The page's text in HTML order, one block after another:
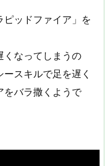
ピッドファイア」を
くなってしまうの
スキルで足を遅く
をバラ撒くようで